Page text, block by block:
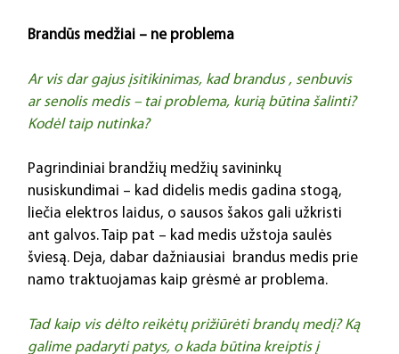
Brandūs medžiai – ne problema
Ar vis dar gajus įsitikinimas, kad brandus , senbuvis
ar senolis medis – tai problema, kurią būtina šalinti?
Kodėl taip nutinka?
Pagrindiniai brandžių medžių savininkų
nusiskundimai – kad didelis medis gadina stogą,
liečia elektros laidus, o sausos šakos gali užkristi
ant galvos. Taip pat – kad medis užstoja saulės
šviesą. Deja, dabar dažniausiai  brandus medis prie
namo traktuojamas kaip grėsmė ar problema.
Tad kaip vis dėlto reikėtų prižiūrėti brandų medį? Ką
galime padaryti patys, o kada būtina kreiptis į